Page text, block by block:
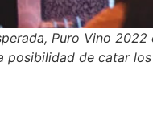
Puro Vino
posibilidad de catar